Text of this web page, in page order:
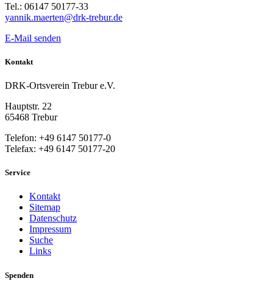
Tel.: 06147 50177-33
yannik.maerten@drk-trebur.de
E-Mail senden
Kontakt
DRK-Ortsverein Trebur e.V.
Hauptstr. 22
65468 Trebur
Telefon: +49 6147 50177-0
Telefax: +49 6147 50177-20
Service
Kontakt
Sitemap
Datenschutz
Impressum
Suche
Links
Spenden